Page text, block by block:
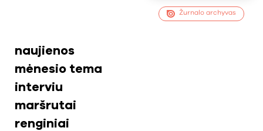
Žurnalo archyvas
naujienos
mėnesio tema
interviu
maršrutai
renginiai